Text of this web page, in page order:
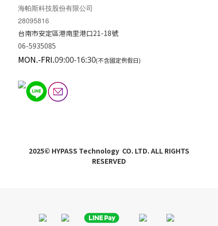
海帕斯科技股份有限公司
28095816
台南市安定區港南里港口21-18號
06-5935085
MON.-FRI.09:00-16:30(不含國定例假日)
2025© HYPASS Technology CO. LTD. ALL RIGHTS
RESERVED